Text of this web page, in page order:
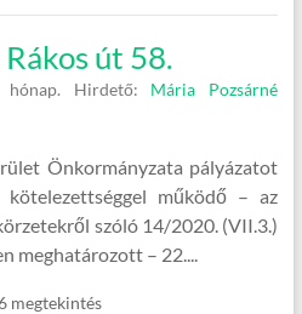
út 58.
Hirdető: Mária Pozsárné
Önkormányzata pályázatot
működő – az
szóló 14/2020. (VII.3.)
meghatározott – 22....
megtekintés